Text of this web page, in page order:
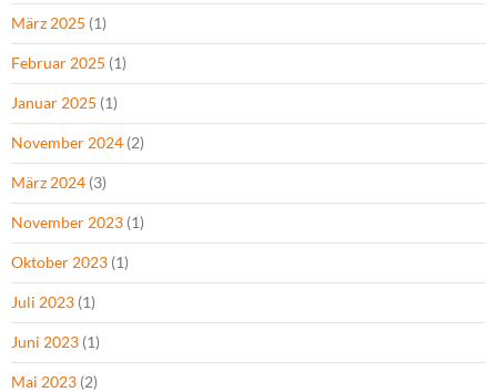
März 2025 (1)
Februar 2025 (1)
Januar 2025 (1)
November 2024 (2)
März 2024 (3)
November 2023 (1)
Oktober 2023 (1)
Juli 2023 (1)
Juni 2023 (1)
Mai 2023 (2)